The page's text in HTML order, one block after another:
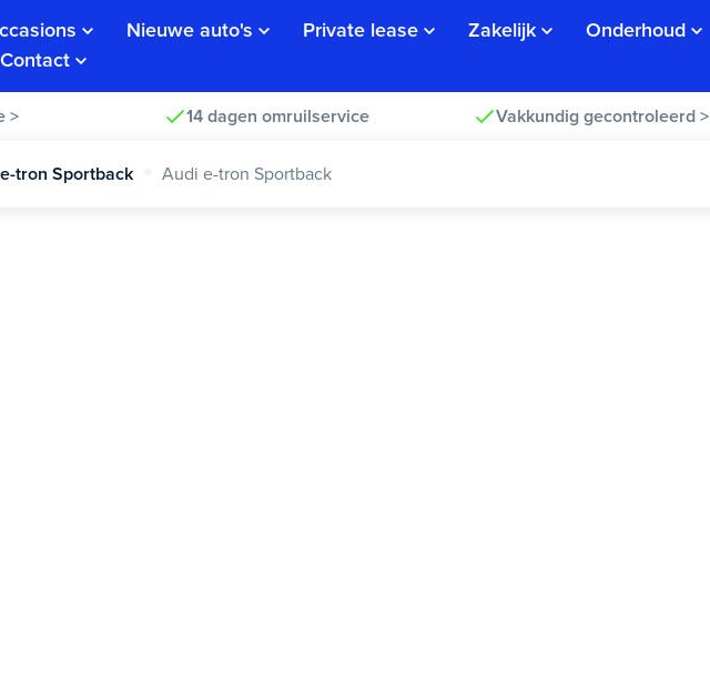
Nieuwe auto's Private lease Zakelijk Onderhoud
Contact
> 14 dagen omruilservice Vakkundig gecontroleerd >
e-tron Sportback Audi e-tron Sportback